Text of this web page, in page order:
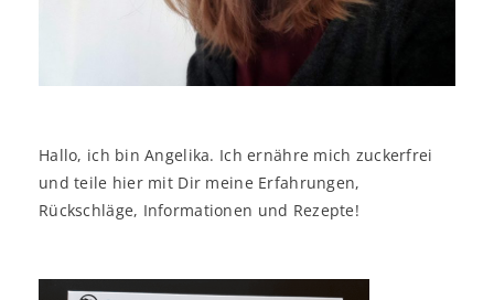
Hallo, ich bin Angelika. Ich ernähre mich zuckerfrei
und teile hier mit Dir meine Erfahrungen,
Rückschläge, Informationen und Rezepte!